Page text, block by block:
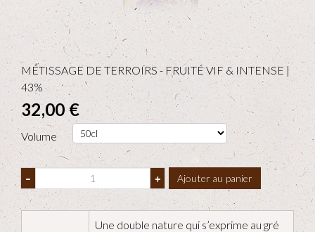
MÉTISSAGE DE TERROIRS - FRUITÉ VIF & INTENSE |
43%
32,00 €
Volume
– + Ajouter au panier
Une double nature qui s’exprime au gré